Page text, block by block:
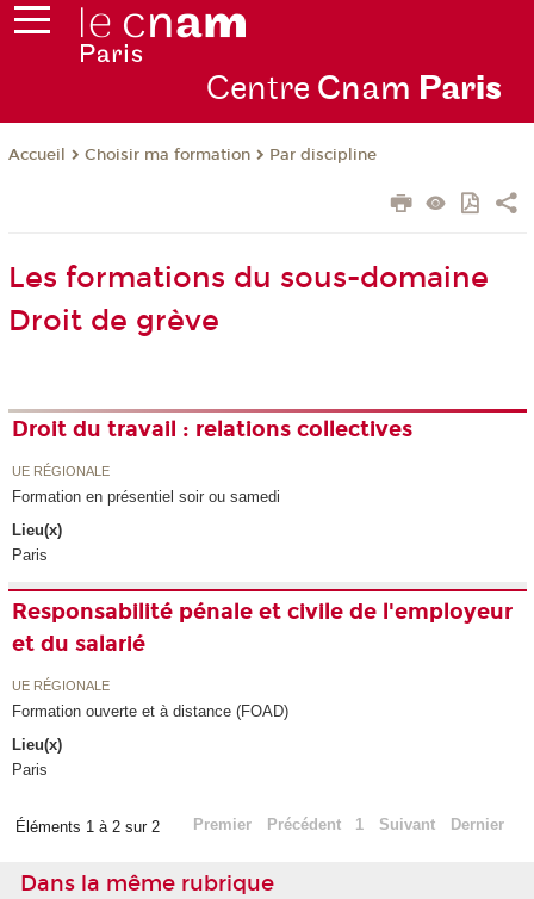
Centre Cnam Paris
Accueil Choisir ma formation Par discipline
Les formations du sous-domaine
Droit de grève
Droit du travail : relations collectives
UE RÉGIONALE
Formation en présentiel soir ou samedi
Lieu(x)
Paris
Responsabilité pénale et civile de l'employeur
et du salarié
UE RÉGIONALE
Formation ouverte et à distance (FOAD)
Lieu(x)
Paris
Éléments 1 à 2 sur 2 Premier Précédent 1 Suivant Dernier
Dans la même rubrique